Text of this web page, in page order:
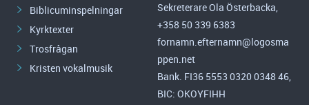
Biblicuminspelningar
Kyrktexter
Trosfrågan
Kristen vokalmusik
Sekreterare Ola Österbacka,
+358 50 339 6383
fornamn.efternamn@logosma
ppen.net
Bank. FI36 5553 0320 0348 46,
BIC: OKOYFIHH